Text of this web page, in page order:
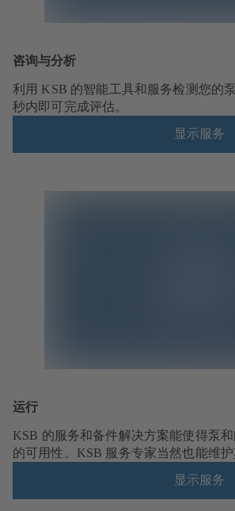
咨询与分析
利用 KSB 的智能工具和服务检测您的
秒内即可完成评估。
显示服务
运行
KSB 的服务和备件解决方案能使得泵
的可用性。KSB 服务专家当然也能维护
显示服务